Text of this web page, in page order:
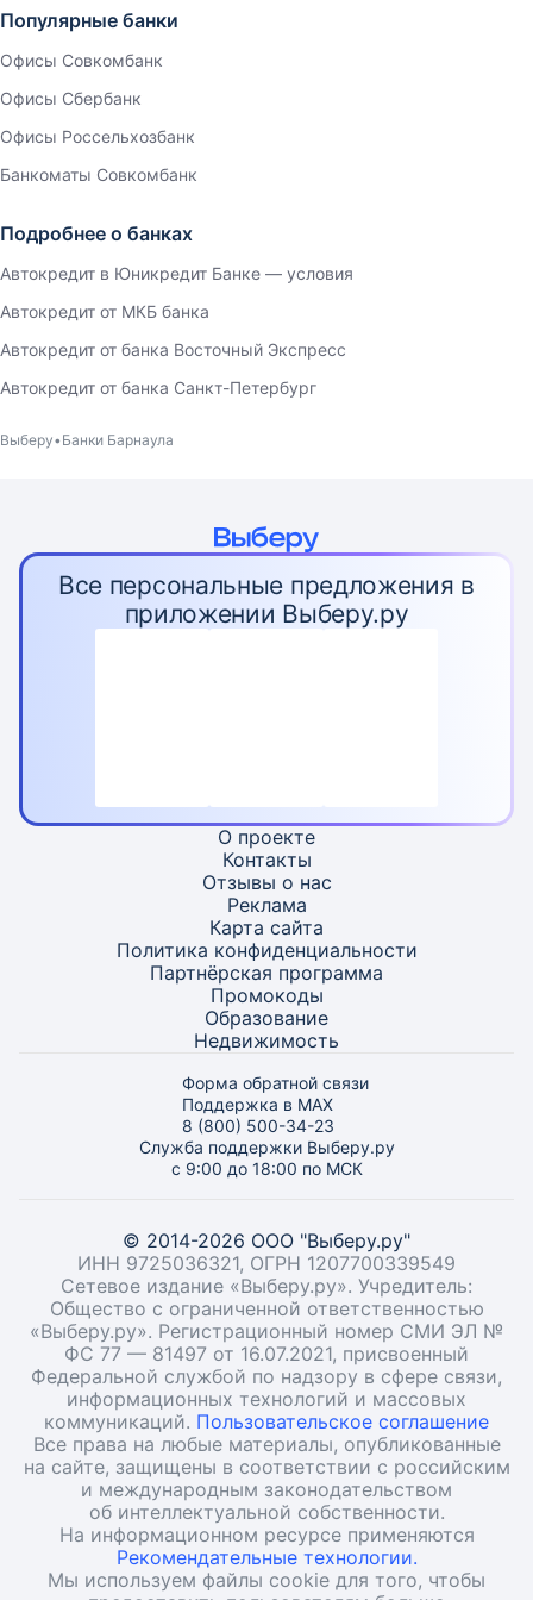
Популярные банки
Офисы Совкомбанк
Офисы Сбербанк
Офисы Россельхозбанк
Банкоматы Совкомбанк
Подробнее о банках
Автокредит в Юникредит Банке — условия
Автокредит от МКБ банка
Автокредит от банка Восточный Экспресс
Автокредит от банка Санкт-Петербург
Выберу Банки Барнаула
Все персональные предложения в
приложении Выберу.ру
О проекте
Контакты
Отзывы о нас
Реклама
Карта сайта
Политика конфиденциальности
Партнёрская программа
Промокоды
Образование
Недвижимость
Форма обратной связи
Поддержка в MAX
8 (800) 500-34-23
Служба поддержки Выберу.ру
с 9:00 до 18:00 по МСК
© 2014-2026 ООО "Выберу.ру"
ИНН 9725036321, ОГРН 1207700339549
Сетевое издание «Выберу.ру». Учредитель:
Общество с ограниченной ответственностью
«Выберу.ру». Регистрационный номер СМИ ЭЛ №
ФС 77 — 81497 от 16.07.2021, присвоенный
Федеральной службой по надзору в сфере связи,
информационных технологий и массовых
коммуникаций. Пользовательское соглашение
Все права на любые материалы, опубликованные
на сайте, защищены в соответствии с российским
и международным законодательством
об интеллектуальной собственности.
На информационном ресурсе применяются
Рекомендательные технологии.
Мы используем файлы cookie для того, чтобы